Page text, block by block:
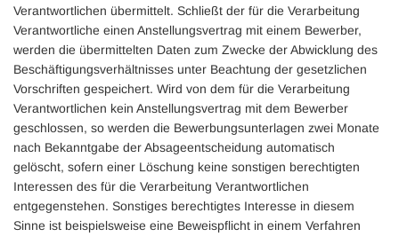
Verantwortlichen übermittelt. Schließt der für die Verarbeitung
Verantwortliche einen Anstellungsvertrag mit einem Bewerber,
werden die übermittelten Daten zum Zwecke der Abwicklung des
Beschäftigungsverhältnisses unter Beachtung der gesetzlichen
Vorschriften gespeichert. Wird von dem für die Verarbeitung
Verantwortlichen kein Anstellungsvertrag mit dem Bewerber
geschlossen, so werden die Bewerbungsunterlagen zwei Monate
nach Bekanntgabe der Absageentscheidung automatisch
gelöscht, sofern einer Löschung keine sonstigen berechtigten
Interessen des für die Verarbeitung Verantwortlichen
entgegenstehen. Sonstiges berechtigtes Interesse in diesem
Sinne ist beispielsweise eine Beweispflicht in einem Verfahren